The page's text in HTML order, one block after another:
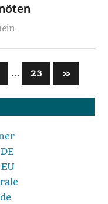
… 23
Nächste
Beiträge
»